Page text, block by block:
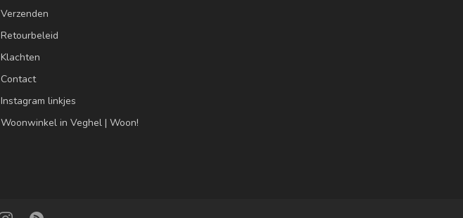
Verzenden
Retourbeleid
Klachten
Contact
Instagram linkjes
Woonwinkel in Veghel | Woon!